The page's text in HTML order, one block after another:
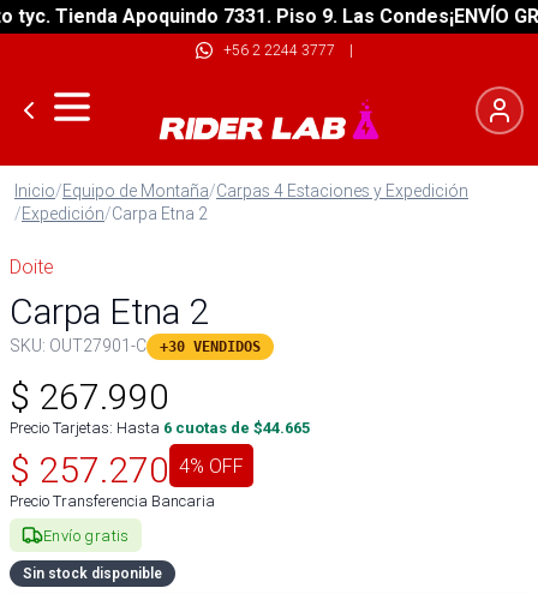
Tienda Apoquindo 7331. Piso 9. Las Condes¡ENVÍO
+56 2 2244 3777 |
Inicio/Equipo de Montaña/Carpas 4 Estaciones y Expedición
/Expedición/Carpa Etna 2
Doite
Carpa Etna 2
SKU: OUT27901-C +30 VENDIDOS
$ 267.990
Precio Tarjetas: Hasta 6 cuotas de $44.665
$ 257.270 4% OFF
Precio Transferencia Bancaria
Envío gratis
Sin stock disponible